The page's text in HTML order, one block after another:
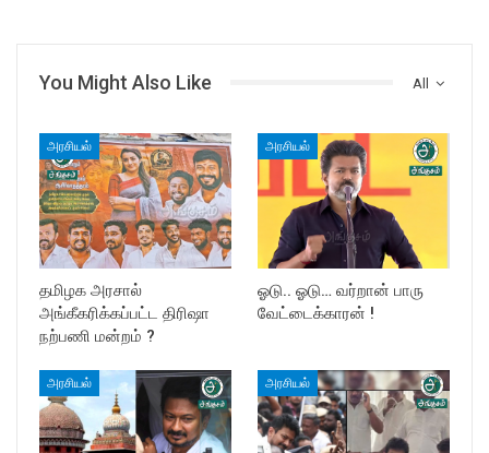
All
You Might Also Like
அரசியல்
தமிழக அரசால்
அங்கீகரிக்கப்பட்ட திரிஷா
நற்பணி மன்றம் ?
அரசியல்
ஓடு.. ஓடு… வர்றான் பாரு
வேட்டைக்காரன் !
அரசியல் அரசியல்